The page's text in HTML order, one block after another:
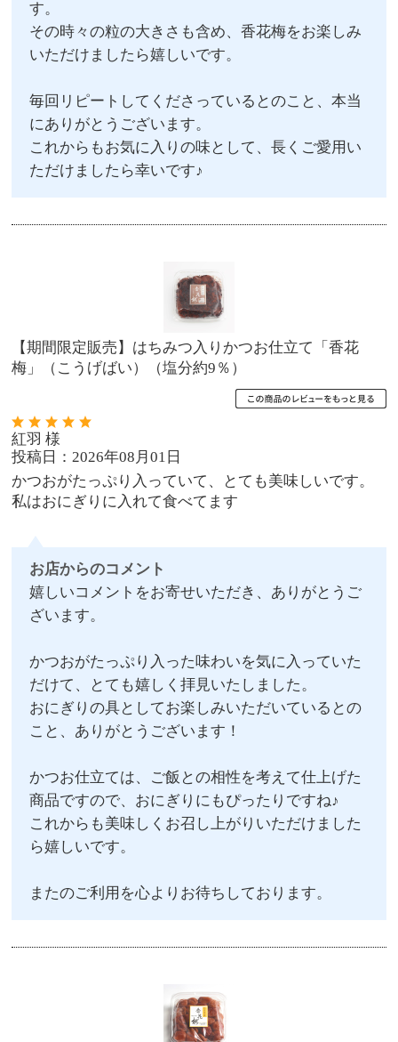
す。
その時々の粒の大きさも含め、香花梅をお楽しみ
いただけましたら嬉しいです。
毎回リピートしてくださっているとのこと、本当
にありがとうございます。
これからもお気に入りの味として、長くご愛用い
ただけましたら幸いです♪
【期間限定販売】はちみつ入りかつお仕立て「香花
梅」（こうげばい）（塩分約9％）
紅羽 様
投稿日：2026年08月01日
かつおがたっぷり入っていて、とても美味しいです。
私はおにぎりに入れて食べてます
お店からのコメント
嬉しいコメントをお寄せいただき、ありがとうご
ざいます。
かつおがたっぷり入った味わいを気に入っていた
だけて、とても嬉しく拝見いたしました。
おにぎりの具としてお楽しみいただいているとの
こと、ありがとうございます！
かつお仕立ては、ご飯との相性を考えて仕上げた
商品ですので、おにぎりにもぴったりですね♪
これからも美味しくお召し上がりいただけました
ら嬉しいです。
またのご利用を心よりお待ちしております。